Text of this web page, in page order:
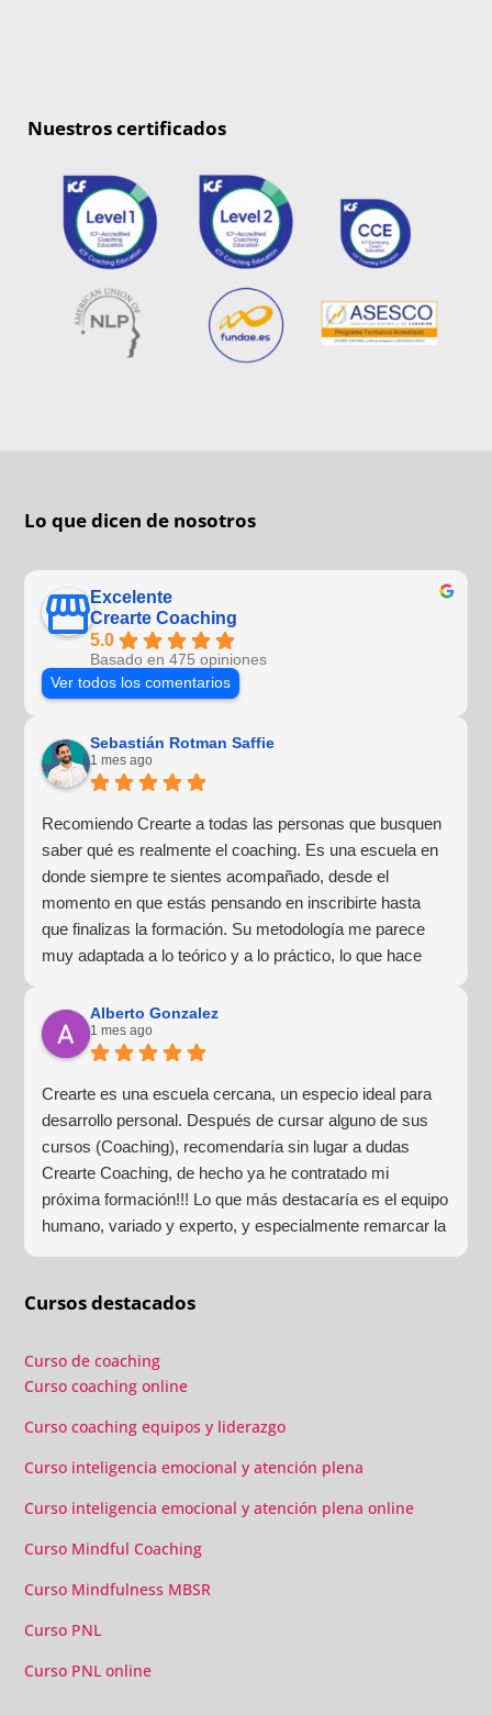
Nuestros certificados
Lo que dicen de nosotros
Excelente
Crearte Coaching
5.0
Basado en 475 opiniones
Ver todos los comentarios
Sebastián Rotman Saffie
1 mes ago
Recomiendo Crearte a todas las personas que busquen
saber qué es realmente el coaching. Es una escuela en
donde siempre te sientes acompañado, desde el
momento en que estás pensando en inscribirte hasta
que finalizas la formación. Su metodología me parece
muy adaptada a lo teórico y a lo práctico, lo que hace
¡Para mí fue una excelente experiencia!
Alberto Gonzalez
1 mes ago
Crearte es una escuela cercana, un especio ideal para
desarrollo personal. Después de cursar alguno de sus
cursos (Coaching), recomendaría sin lugar a dudas
Crearte Coaching, de hecho ya he contratado mi
próxima formación!!! Lo que más destacaría es el equipo
humano, variado y experto, y especialmente remarcar la
añadido con multitud de formaciones, seminarios y
gran liderazgo de Beatriz Ricondo!!!
Cursos destacados
Curso de coaching
Curso coaching online
Curso coaching equipos y liderazgo
Curso inteligencia emocional y atención plena
Curso inteligencia emocional y atención plena online
Curso Mindful Coaching
Curso Mindfulness MBSR
Curso PNL
Curso PNL online